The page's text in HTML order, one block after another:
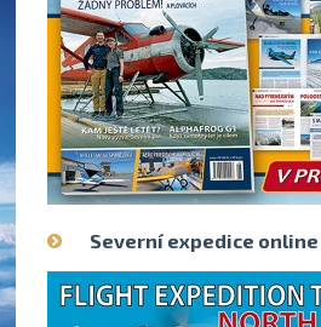
Severní expedice online